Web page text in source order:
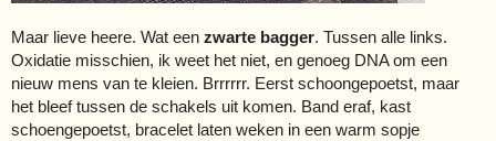
Maar lieve heere. Wat een zwarte bagger. Tussen alle links.
Oxidatie misschien, ik weet het niet, en genoeg DNA om een
nieuw mens van te kleien. Brrrrrr. Eerst schoongepoetst, maar
het bleef tussen de schakels uit komen. Band eraf, kast
schoengepoetst, bracelet laten weken in een warm sopje